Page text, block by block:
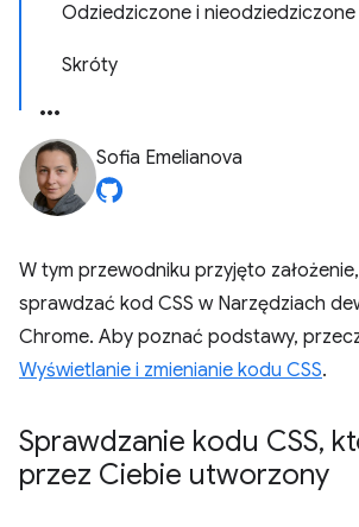
Odziedziczone i nieodziedziczone
Skróty
Sofia Emelianova
W tym przewodniku przyjęto
sprawdzać kod CSS w Narzędziach
Chrome. Aby poznać podstawy,
Wyświetlanie i zmienianie kodu CSS.
Sprawdzanie kodu CSS,
przez Ciebie utworzony